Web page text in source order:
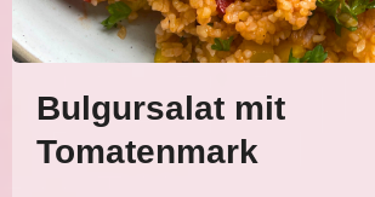
Bulgursalat mit
Tomatenmark